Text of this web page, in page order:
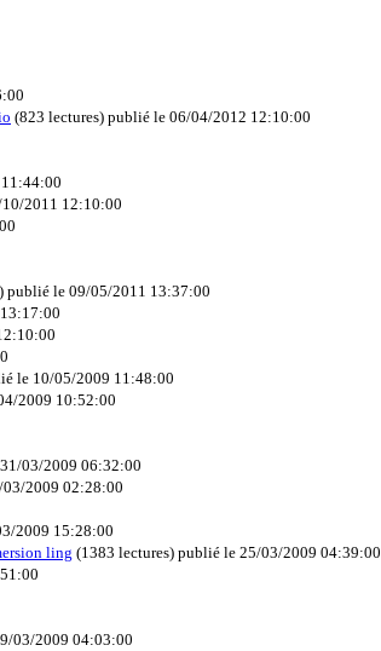
(823 lectures) publié le 06/04/2012 12:10:00
2011 12:10:00
) publié le 09/05/2011 13:37:00
le 10/05/2009 11:48:00
2009 10:52:00
03/2009 06:32:00
2009 02:28:00
2009 15:28:00
ling (1383 lectures) publié le 25/03/2009 04:39:00
03/2009 04:03:00